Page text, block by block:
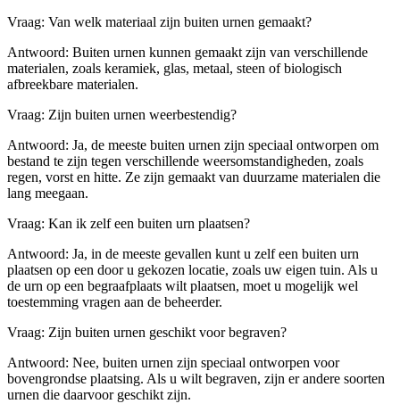
Vraag: Van welk materiaal zijn buiten urnen gemaakt?
Antwoord: Buiten urnen kunnen gemaakt zijn van verschillende
materialen, zoals keramiek, glas, metaal, steen of biologisch
afbreekbare materialen.
Vraag: Zijn buiten urnen weerbestendig?
Antwoord: Ja, de meeste buiten urnen zijn speciaal ontworpen om
bestand te zijn tegen verschillende weersomstandigheden, zoals
regen, vorst en hitte. Ze zijn gemaakt van duurzame materialen die
lang meegaan.
Vraag: Kan ik zelf een buiten urn plaatsen?
Antwoord: Ja, in de meeste gevallen kunt u zelf een buiten urn
plaatsen op een door u gekozen locatie, zoals uw eigen tuin. Als u
de urn op een begraafplaats wilt plaatsen, moet u mogelijk wel
toestemming vragen aan de beheerder.
Vraag: Zijn buiten urnen geschikt voor begraven?
Antwoord: Nee, buiten urnen zijn speciaal ontworpen voor
bovengrondse plaatsing. Als u wilt begraven, zijn er andere soorten
urnen die daarvoor geschikt zijn.